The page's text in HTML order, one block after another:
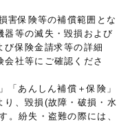
害保険等の補償範囲とな
器等の滅失・毀損および
び保険金請求等の詳細
会社等にご確認くださ
「あんしん補償＋保険」
り、毀損(故障・破損・水
。紛失・盗難の際には、